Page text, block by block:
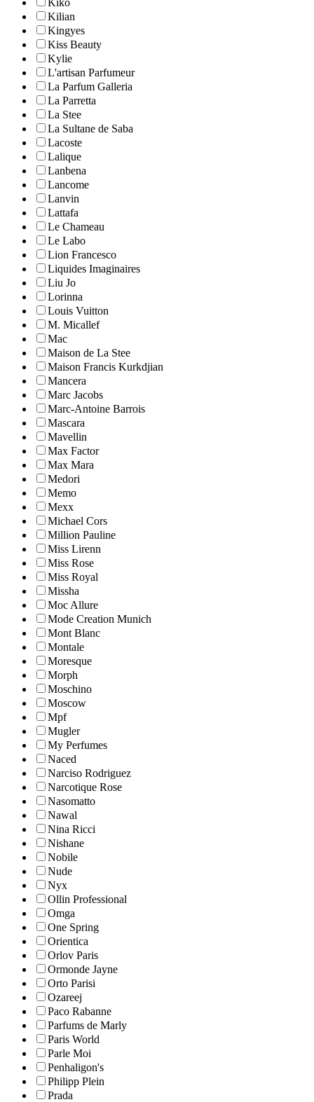
Kilian
Kingyes
Kiss Beauty
Kylie
L'artisan Parfumeur
La Parfum Galleria
La Parretta
La Stee
La Sultane de Saba
Lacoste
Lalique
Lanbena
Lancome
Lanvin
Lattafa
Le Chameau
Le Labo
Lion Francesco
Liquides Imaginaires
Liu Jo
Lorinna
Louis Vuitton
M. Micallef
Mac
Maison de La Stee
Maison Francis Kurkdjian
Mancera
Marc Jacobs
Marc-Antoine Barrois
Mascara
Mavellin
Max Factor
Max Mara
Medori
Memo
Mexx
Michael Cors
Million Pauline
Miss Lirenn
Miss Rose
Miss Royal
Missha
Moc Allure
Mode Creation Munich
Mont Blanc
Montale
Moresque
Morph
Moschino
Moscow
Mpf
Mugler
My Perfumes
Naced
Narciso Rodriguez
Narcotique Rose
Nasomatto
Nawal
Nina Ricci
Nishane
Nobile
Nude
Nyx
Ollin Professional
Omga
One Spring
Orientica
Orlov Paris
Ormonde Jayne
Orto Parisi
Ozareej
Paco Rabanne
Parfums de Marly
Paris World
Parle Moi
Penhaligon's
Philipp Plein
Prada